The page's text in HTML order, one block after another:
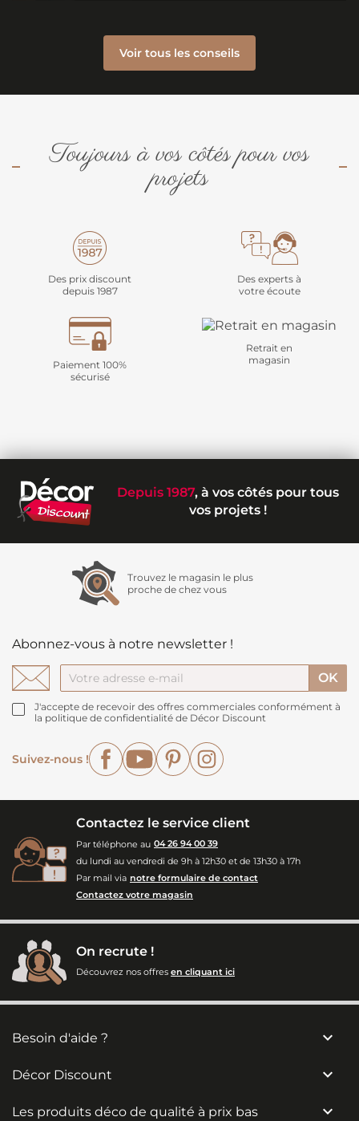
Voir tous les conseils
Toujours à vos côtés pour vos
projets
Des prix discount
depuis 1987
Des experts à
votre écoute
Paiement 100%
sécurisé
Retrait en
magasin
Depuis 1987, à vos côtés pour tous
vos projets !
Trouvez le magasin le plus
proche de chez vous
Abonnez-vous à notre newsletter !
J'accepte de recevoir des offres commerciales conformément à
la politique de confidentialité de Décor Discount
Suivez-nous !
FacebookYouTubePinterest
Contactez le service client
Par téléphone au 04 26 94 00 39
du lundi au vendredi de 9h à 12h30 et de 13h30 à 17h
Par mail via notre formulaire de contact
Contactez votre magasin
On recrute !
Découvrez nos offres en cliquant ici
Besoin d'aide ? 
Décor Discount 
Les produits déco de qualité à prix bas 